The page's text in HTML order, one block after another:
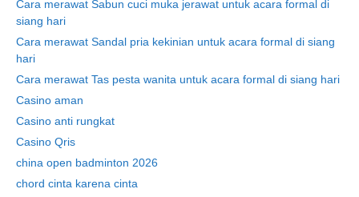
Cara merawat Sabun cuci muka jerawat untuk acara formal di
siang hari
Cara merawat Sandal pria kekinian untuk acara formal di siang
hari
Cara merawat Tas pesta wanita untuk acara formal di siang hari
Casino aman
Casino anti rungkat
Casino Qris
china open badminton 2026
chord cinta karena cinta